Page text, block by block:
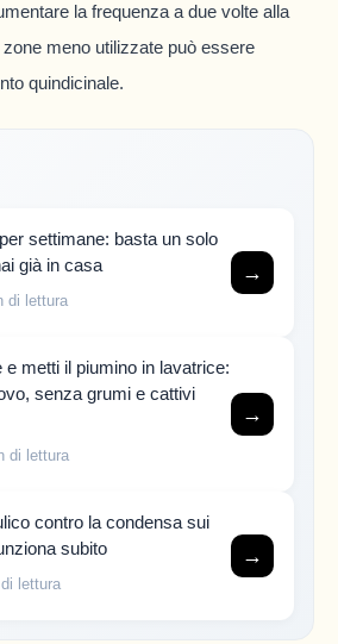
la frequenza a due volte alla
meno utilizzate può essere
quindicinale.
settimane: basta un solo
già in casa
di lettura
→
e metti il piumino in lavatrice:
senza grumi e cattivi
di lettura
→
contro la condensa sui
subito
lettura
→